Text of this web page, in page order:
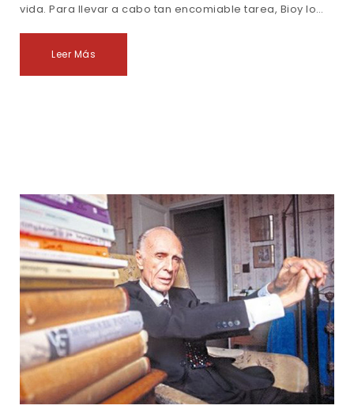
vida. Para llevar a cabo tan encomiable tarea, Bioy lo…
Leer Más